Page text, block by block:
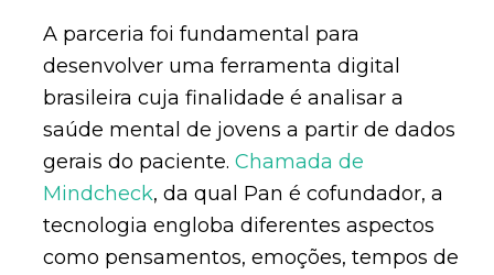
A parceria foi fundamental para
desenvolver uma ferramenta digital
brasileira cuja finalidade é analisar a
saúde mental de jovens a partir de dados
gerais do paciente. Chamada de
Mindcheck, da qual Pan é cofundador, a
tecnologia engloba diferentes aspectos
como pensamentos, emoções, tempos de